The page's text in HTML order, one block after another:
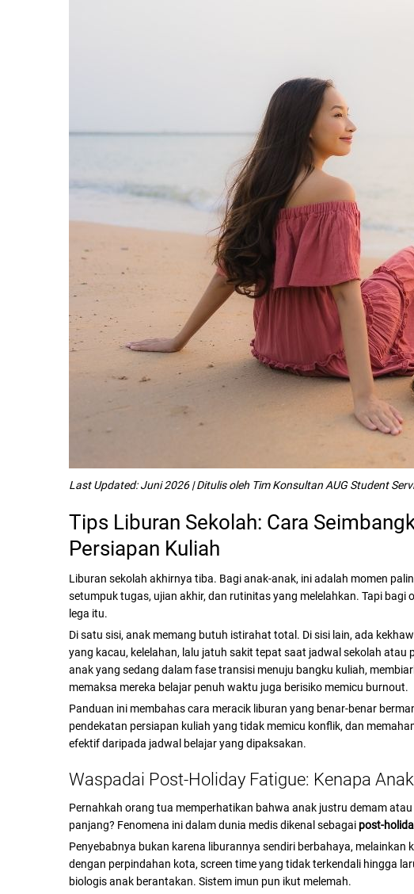
Last Updated: Juni 2026 | Ditulis oleh Tim Konsultan AUG Student
Tips Liburan Sekolah: Cara
Persiapan Kuliah
Liburan sekolah akhirnya tiba. Bagi anak-anak, ini adalah momen
setumpuk tugas, ujian akhir, dan rutinitas yang melelahkan. Tapi bagi
lega itu.
Di satu sisi, anak memang butuh istirahat total. Di sisi lain, ada
yang kacau, kelelahan, lalu jatuh sakit tepat saat jadwal sekolah atau
anak yang sedang dalam fase transisi menuju bangku kuliah,
memaksa mereka belajar penuh waktu juga berisiko memicu burnout.
Panduan ini membahas cara meracik liburan yang benar-benar
pendekatan persiapan kuliah yang tidak memicu konflik, dan
efektif daripada jadwal belajar yang dipaksakan.
Waspadai Post-Holiday Fatigue: Kenapa
Pernahkah orang tua memperhatikan bahwa anak justru demam
panjang? Fenomena ini dalam dunia medis dikenal sebagai post-
Penyebabnya bukan karena liburannya sendiri berbahaya,
dengan perpindahan kota, screen time yang tidak terkendali hingga
biologis anak berantakan. Sistem imun pun ikut melemah.